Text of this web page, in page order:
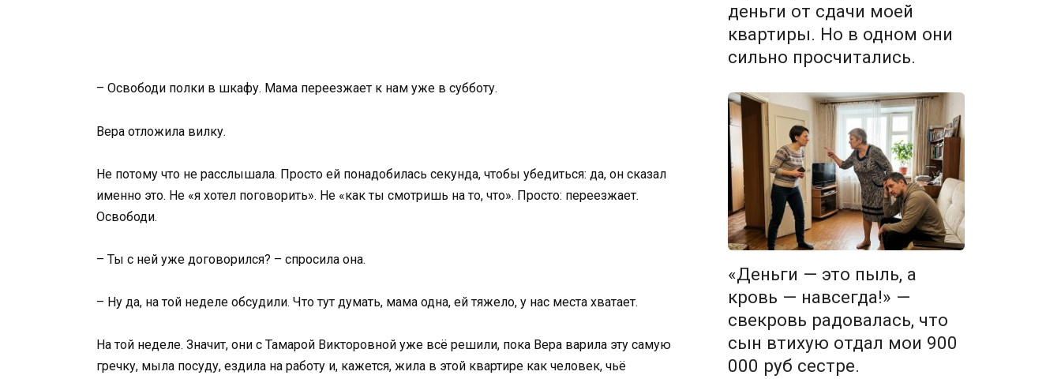
– Освободи полки в шкафу. Мама переезжает к нам уже в субботу.
Вера отложила вилку.
Не потому что не расслышала. Просто ей понадобилась секунда, чтобы убедиться: да, он сказал
именно это. Не «я хотел поговорить». Не «как ты смотришь на то, что». Просто: переезжает.
Освободи.
– Ты с ней уже договорился? – спросила она.
– Ну да, на той неделе обсудили. Что тут думать, мама одна, ей тяжело, у нас места хватает.
На той неделе. Значит, они с Тамарой Викторовной уже всё решили, пока Вера варила эту самую
гречку, мыла посуду, ездила на работу и, кажется, жила в этой квартире как человек, чьё
деньги от сдачи моей
квартиры. Но в одном они
сильно просчитались.
«Деньги — это пыль, а
кровь — навсегда!» —
свекровь радовалась, что
сын втихую отдал мои 900
000 руб сестре.